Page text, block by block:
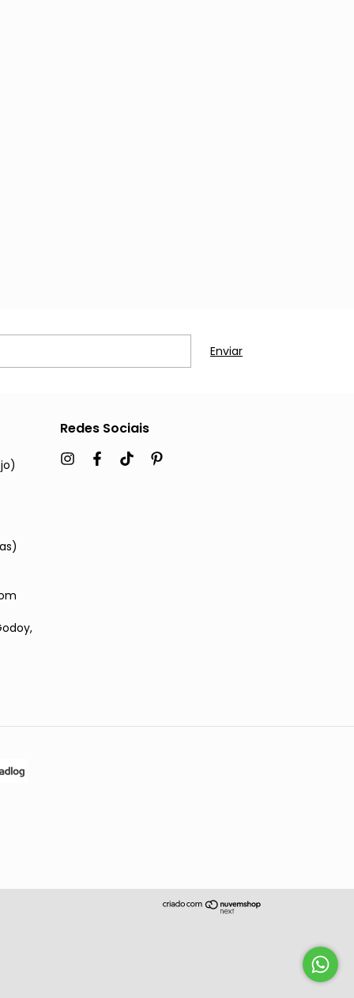
Redes Sociais